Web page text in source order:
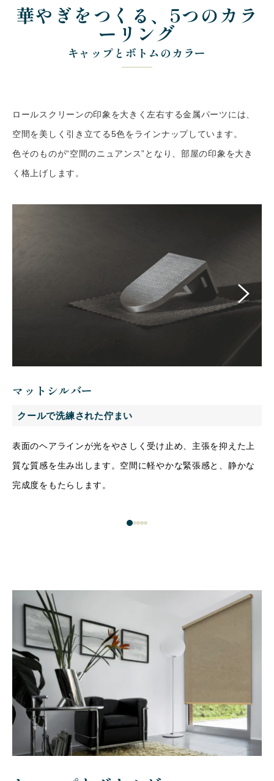
華やぎをつくる、5つのカラ
ーリング
キャップとボトムのカラー
ロールスクリーンの印象を大きく左右する金属パーツには、
空間を美しく引き立てる5色をラインナップしています。
色そのものが“空間のニュアンス”となり、部屋の印象を大き
く格上げします。
マットシルバー
クールで洗練された佇まい
表面のヘアラインが光をやさしく受け止め、主張を抑えた上
質な質感を生み出します。空間に軽やかな緊張感と、静かな
完成度をもたらします。